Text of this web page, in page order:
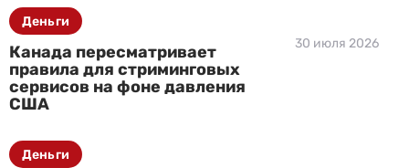
Канада пересматривает
правила для стриминговых
сервисов на фоне давления
США
30 июля 2026
Деньги
Деньги